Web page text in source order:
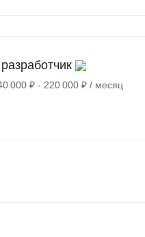
000 ₽ - 220 000 ₽ / месяц